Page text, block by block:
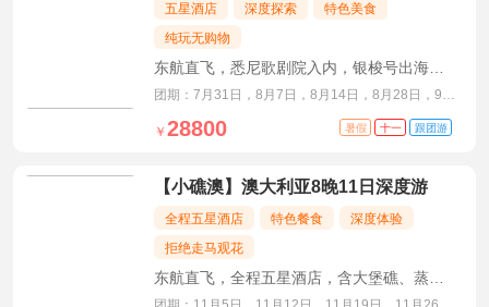
五星酒店 深度探索
特色美食
纯玩无购物
东航直飞，悉尼歌剧院入内，银梭号出海，
升级五星酒店景观房
团期：7月31日，8月7日，8月14日，8月28日，9月
11日，9月25日
暑假 十一 跟团游
￥ 28800
【小礁澳】澳大利亚8晚11日深度游
全程五星酒店 特色餐食
深度体验
拒绝走马观花
东航直飞，全程五星酒店，含大堡礁、蒸汽